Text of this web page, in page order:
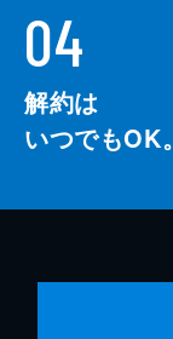
04
解約は
いつでもOK。